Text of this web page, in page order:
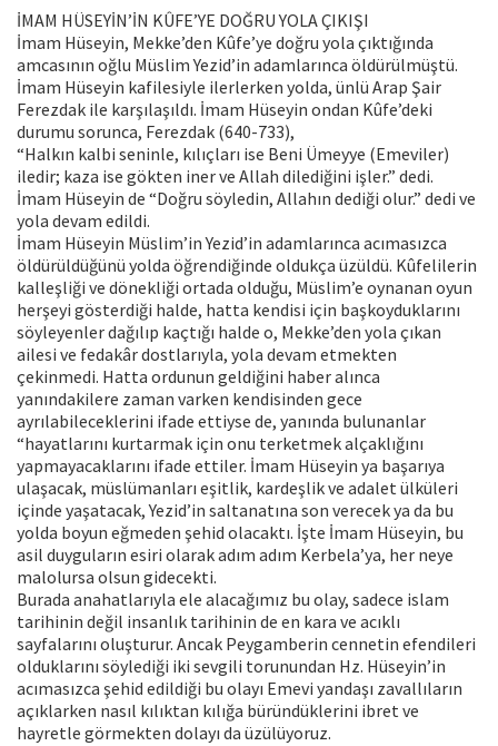
İMAM HÜSEYİN’İN KÛFE’YE DOĞRU YOLA ÇIKIŞI
İmam Hüseyin, Mekke’den Kûfe’ye doğru yola çıktığında
amcasının oğlu Müslim Yezid’in adamlarınca öldürülmüştü.
İmam Hüseyin kafilesiyle ilerlerken yolda, ünlü Arap Şair
Ferezdak ile karşılaşıldı. İmam Hüseyin ondan Kûfe’deki
durumu sorunca, Ferezdak (640-733),
“Halkın kalbi seninle, kılıçları ise Beni Ümeyye (Emeviler)
iledir; kaza ise gökten iner ve Allah dilediğini işler.” dedi.
İmam Hüseyin de “Doğru söyledin, Allahın dediği olur.” dedi ve
yola devam edildi.
İmam Hüseyin Müslim’in Yezid’in adamlarınca acımasızca
öldürüldüğünü yolda öğrendiğinde oldukça üzüldü. Kûfelilerin
kalleşliği ve dönekliği ortada olduğu, Müslim’e oynanan oyun
herşeyi gösterdiği halde, hatta kendisi için başkoyduklarını
söyleyenler dağılıp kaçtığı halde o, Mekke’den yola çıkan
ailesi ve fedakâr dostlarıyla, yola devam etmekten
çekinmedi. Hatta ordunun geldiğini haber alınca
yanındakilere zaman varken kendisinden gece
ayrılabileceklerini ifade ettiyse de, yanında bulunanlar
“hayatlarını kurtarmak için onu terketmek alçaklığını
yapmayacaklarını ifade ettiler. İmam Hüseyin ya başarıya
ulaşacak, müslümanları eşitlik, kardeşlik ve adalet ülküleri
içinde yaşatacak, Yezid’in saltanatına son verecek ya da bu
yolda boyun eğmeden şehid olacaktı. İşte İmam Hüseyin, bu
asil duyguların esiri olarak adım adım Kerbela’ya, her neye
malolursa olsun gidecekti.
Burada anahatlarıyla ele alacağımız bu olay, sadece islam
tarihinin değil insanlık tarihinin de en kara ve acıklı
sayfalarını oluşturur. Ancak Peygamberin cennetin efendileri
olduklarını söylediği iki sevgili torunundan Hz. Hüseyin’in
acımasızca şehid edildiği bu olayı Emevi yandaşı zavallıların
açıklarken nasıl kılıktan kılığa büründüklerini ibret ve
hayretle görmekten dolayı da üzülüyoruz.